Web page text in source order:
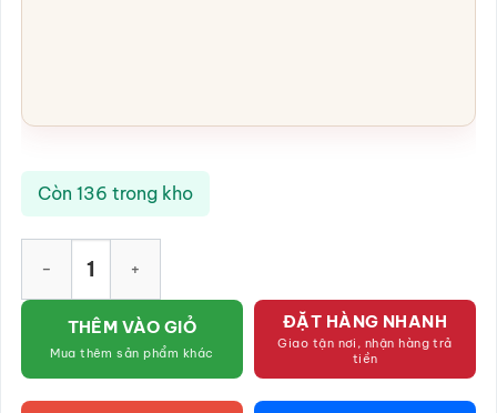
Còn 136 trong kho
THÊM VÀO GIỎ
Mua thêm sản phẩm khác
ĐẶT HÀNG NHANH
Giao tận nơi, nhận hàng trả
tiền